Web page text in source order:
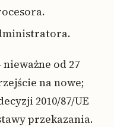
nieważne od 27
na nowe;
2010/87/UE
przekazania.